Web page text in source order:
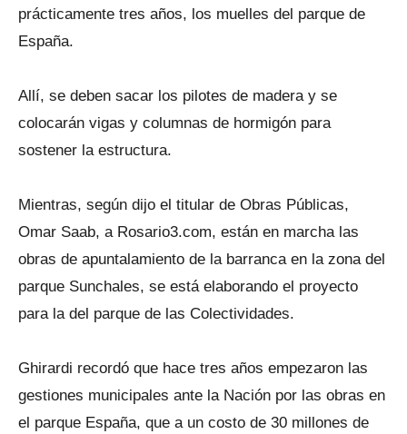
prácticamente tres años, los muelles del parque de
España.
Allí, se deben sacar los pilotes de madera y se
colocarán vigas y columnas de hormigón para
sostener la estructura.
Mientras, según dijo el titular de Obras Públicas,
Omar Saab, a Rosario3.com, están en marcha las
obras de apuntalamiento de la barranca en la zona del
parque Sunchales, se está elaborando el proyecto
para la del parque de las Colectividades.
Ghirardi recordó que hace tres años empezaron las
gestiones municipales ante la Nación por las obras en
el parque España, que a un costo de 30 millones de